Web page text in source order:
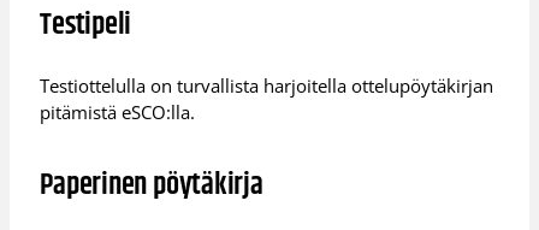
Testipeli
Testiottelulla on turvallista harjoitella ottelupöytäkirjan
pitämistä eSCO:lla.
Paperinen pöytäkirja